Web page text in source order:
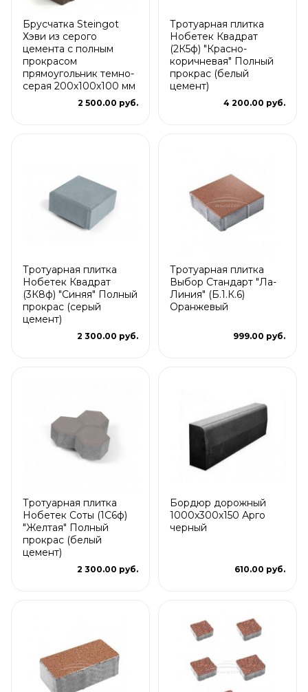
Брусчатка Steingot
Хэви из серого
цемента с полным
прокрасом
прямоугольник темно-
серая 200х100х100 мм
2 500.00 руб.
Тротуарная плитка
Нобетек Квадрат
(2К5ф) "Красно-
коричневая" Полный
прокрас (белый
цемент)
4 200.00 руб.
Тротуарная плитка
Нобетек Квадрат
(3К8ф) "Синяя" Полный
прокрас (серый
цемент)
2 300.00 руб.
Тротуарная плитка
Выбор Стандарт "Ла-
Линия" (Б.1.К.6)
Оранжевый
999.00 руб.
Тротуарная плитка
Нобетек Соты (1С6ф)
"Желтая" Полный
прокрас (белый
цемент)
2 300.00 руб.
Бордюр дорожный
1000х300х150 Арго
черный
610.00 руб.